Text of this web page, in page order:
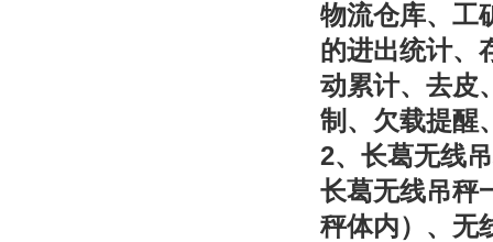
物流仓库、工
的进出统计、
动累计、去皮
制、欠载提醒
2、长葛无线
长葛无线吊秤
秤体内）、无